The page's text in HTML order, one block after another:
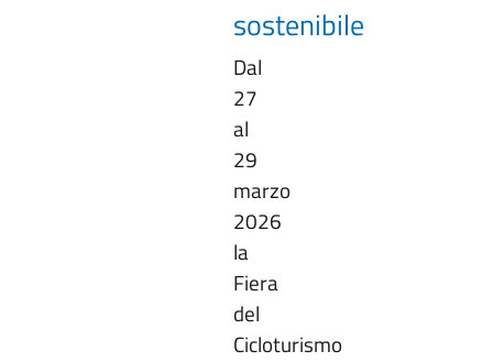
sostenibile
Dal
27
al
29
marzo
2026
la
Fiera
del
Cicloturismo